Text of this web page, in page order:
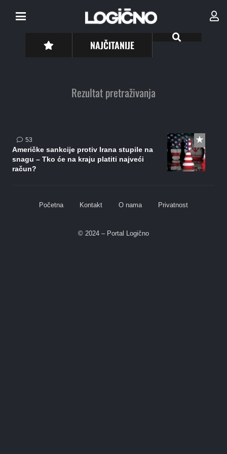
NAJČITANIJE
Rezultat pretraživanja
53komentara
Američke sankcije protiv Irana stupile na
snagu – Tko će na kraju platiti najveći
račun?
Početna Kontakt O nama Privatnost
© 2024 – Portal Logično